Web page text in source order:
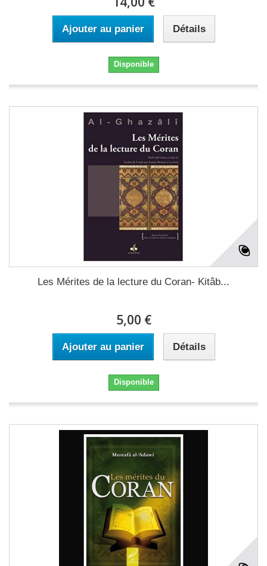
Ajouter au panier Détails
Disponible
Les Mérites de la lecture du Coran- Kitâb...
5,00 €
Ajouter au panier Détails
Disponible